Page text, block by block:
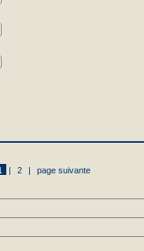
| 2 | page suivante